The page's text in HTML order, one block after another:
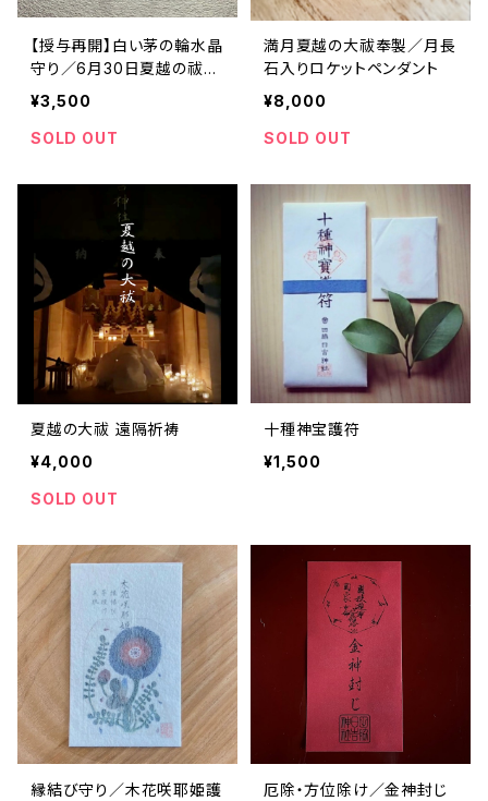
【授与再開】白い茅の輪水晶
守り／6月30日夏越の祓奉
製
¥3,500
SOLD OUT
満月夏越の大祓奉製／月長
石入りロケットペンダント
¥8,000
SOLD OUT
夏越の大祓 遠隔祈祷
¥4,000
SOLD OUT
十種神宝護符
¥1,500
縁結び守り／木花咲耶姫護
厄除・方位除け／金神封じ